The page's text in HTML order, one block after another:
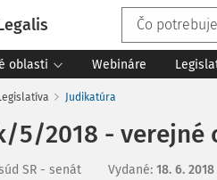
oblasti Webináre
Judikatúra
5/2018 - verejné
SR - senát Vydané: 18. 6. 2018